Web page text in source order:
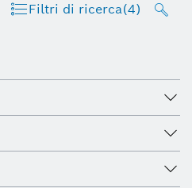
Filtri di ricerca(4)